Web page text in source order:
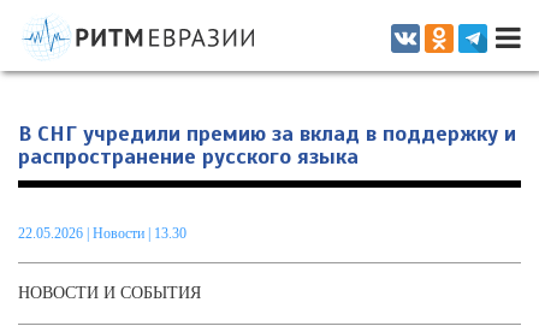
Информационно-аналитическое издание, посвященное актуальным
проблемам интеграции на постсоветском пространстве
В СНГ учредили премию за вклад в поддержку и
распространение русского языка
22.05.2026 Новости | 13.30
НОВОСТИ И СОБЫТИЯ